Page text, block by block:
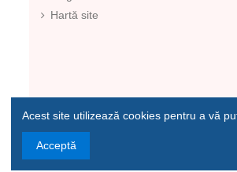
Hartă site
Copyrights© Bubulici Kids 2021-2025
Acest site utilizează cookies pentru a vă
Acceptă